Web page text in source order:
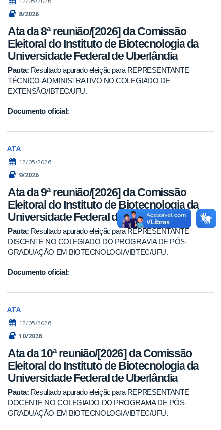
8/2026
Ata da 8ª reunião/[2026] da Comissão
Eleitoral do Instituto de Biotecnologia da
Universidade Federal de Uberlândia
Pauta: Resultado apurado eleição para REPRESENTANTE
TÉCNICO-ADMINISTRATIVO NO COLEGIADO DE
EXTENSÃO/IBTEC/UFU.
Documento oficial:
ATA
12/05/2026
9/2026
Ata da 9ª reunião/[2026] da Comissão
Eleitoral do Instituto de Biotecnologia da
Universidade Federal de Uberlândia
Pauta: Resultado apurado eleição para REPRESENTANTE
DISCENTE NO COLEGIADO DO PROGRAMA DE PÓS-
GRADUAÇÃO EM BIOTECNOLOGIA/IBTEC/UFU.
Documento oficial:
ATA
12/05/2026
10/2026
Ata da 10ª reunião/[2026] da Comissão
Eleitoral do Instituto de Biotecnologia da
Universidade Federal de Uberlândia
Pauta: Resultado apurado eleição para REPRESENTANTE
DOCENTE NO COLEGIADO DO PROGRAMA DE PÓS-
GRADUAÇÃO EM BIOTECNOLOGIA/IBTEC/UFU.